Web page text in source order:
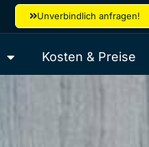
Unverbindlich anfragen!
Kosten & Preise